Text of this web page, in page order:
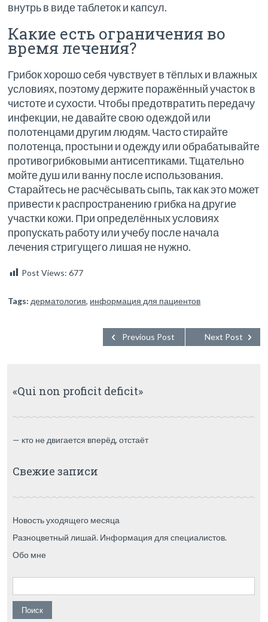
внутрь в виде таблеток и капсул.
Какие есть ограничения во
время лечения?
Грибок хорошо себя чувствует в тёплых и влажных
условиях, поэтому держите поражённый участок в
чистоте и сухости. Чтобы предотвратить передачу
инфекции, не давайте свою одеждой или
полотенцами другим людям. Часто стирайте
полотенца, простыни и одежду или обрабатывайте
противогрибковыми антисептиками. Тщательно
мойте душ или ванну после использования.
Старайтесь не расчёсывать сыпь, так как это может
привести к распространению грибка на другие
участки кожи. При определённых условиях
пропускать работу или учебу после начала
лечения стригущего лишая не нужно.
Post Views: 677
Tags: дерматология, информация для пациентов
Next Post
Previous Post
«Qui non proficit deficit»
— кто не двигается вперёд, отстаёт
Свежие записи
Новость уходящего месяца
Разноцветный лишай. Информация для специалистов.
Обо мне
Найти: